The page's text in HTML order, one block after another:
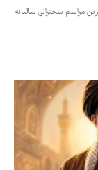
مراسم سخنرانی سالیانه